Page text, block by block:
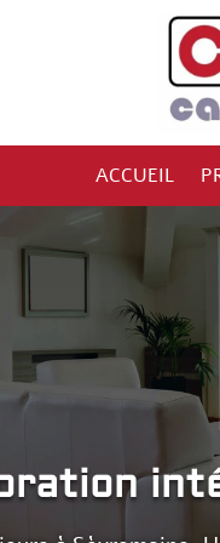
ACCUEIL